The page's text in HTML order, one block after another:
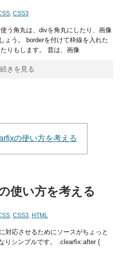
, CSS3
う角丸は、divを角丸にしたり、画像
ょう。 borderを付けて枠線を入れた
りもします。 昔は、画像
続きを見る
使い方を考える
, CSS3, HTML
対応させるためにソースがちょっと
りシンプルです。 .clearfix:after {